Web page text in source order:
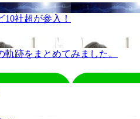
社超が参入！
跡をまとめてみました。